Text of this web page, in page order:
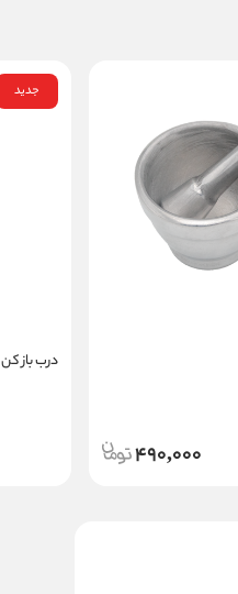
490,000
جدید
درب باز کن